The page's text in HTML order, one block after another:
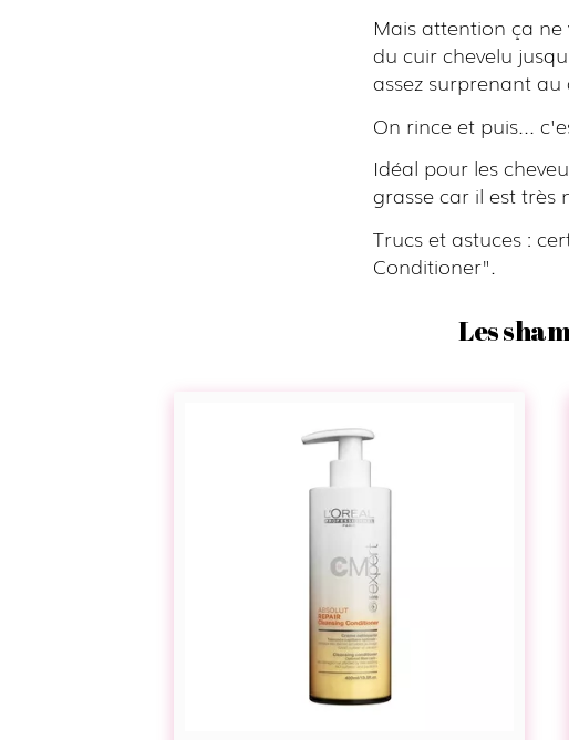
Mais attention ça
du cuir chevelu
assez surprenant au
On rince et puis...
Idéal pour les
grasse car il est très
Trucs et astuces :
Conditioner".
Les
Conditioner
Aboslut
Repair
Lipidium
de
L'Oréal
Professionnel